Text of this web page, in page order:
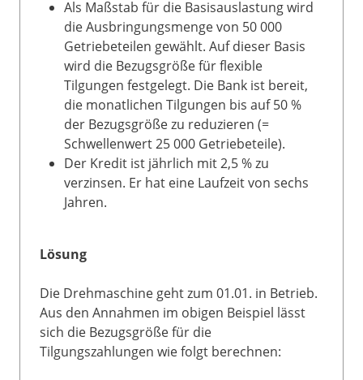
Als Maßstab für die Basisauslastung wird
die Ausbringungsmenge von 50 000
Getriebeteilen gewählt. Auf dieser Basis
wird die Bezugsgröße für flexible
Tilgungen festgelegt. Die Bank ist bereit,
die monatlichen Tilgungen bis auf 50 %
der Bezugsgröße zu reduzieren (=
Schwellenwert 25 000 Getriebeteile).
Der Kredit ist jährlich mit 2,5 % zu
verzinsen. Er hat eine Laufzeit von sechs
Jahren.
Lösung
Die Drehmaschine geht zum 01.01. in Betrieb.
Aus den Annahmen im obigen Beispiel lässt
sich die Bezugsgröße für die
Tilgungszahlungen wie folgt berechnen: